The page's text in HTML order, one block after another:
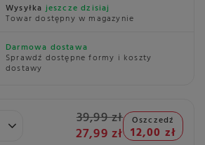
Wysyłkajeszcze dzisiaj
Towar dostępny w magazynie
Darmowa dostawa
Sprawdź dostępne formy i koszty
dostawy
39,99 zł
27,99 zł
Oszczedź
12,00 zł